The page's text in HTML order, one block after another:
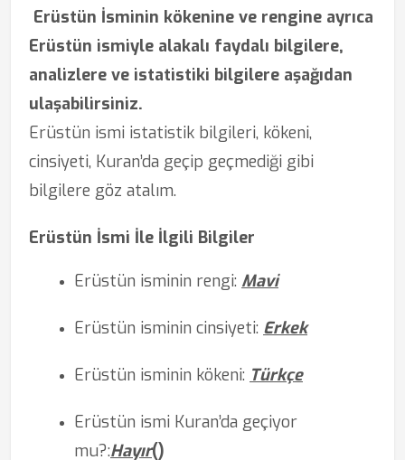
Erüstün İsminin kökenine ve rengine ayrıca
Erüstün ismiyle alakalı faydalı bilgilere,
analizlere ve istatistiki bilgilere aşağıdan
ulaşabilirsiniz.
Erüstün ismi istatistik bilgileri, kökeni,
cinsiyeti, Kuran’da geçip geçmediği gibi
bilgilere göz atalım.
Erüstün İsmi İle İlgili Bilgiler
Erüstün isminin rengi: Mavi
Erüstün isminin cinsiyeti: Erkek
Erüstün isminin kökeni: Türkçe
Erüstün ismi Kuran’da geçiyor
mu?:Hayır()